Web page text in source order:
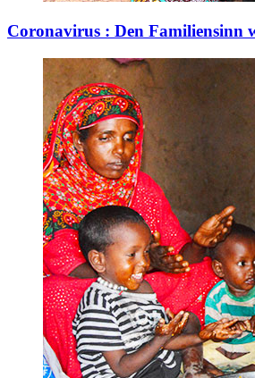
Coronavirus : Den Familiensinn